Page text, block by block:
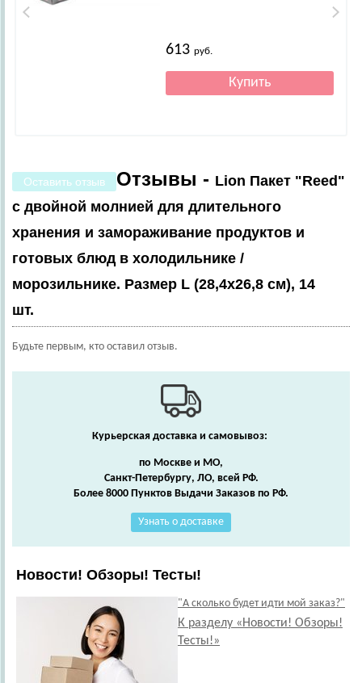
613руб.
Оставить отзыв Отзывы - Lion Пакет "Reed"
с двойной молнией для длительного
хранения и замораживание продуктов и
готовых блюд в холодильнике /
морозильнике. Размер L (28,4х26,8 см), 14
шт.
Будьте первым, кто оставил отзыв.
Курьерская доставка и самовывоз:
по Москве и МО,
Санкт-Петербургу, ЛО, всей РФ.
Более 8000 Пунктов Выдачи Заказов по РФ.
Узнать о доставке
Новости! Обзоры! Тесты!
"А сколько будет идти мой заказ?"
К разделу «Новости! Обзоры!
Тесты!»